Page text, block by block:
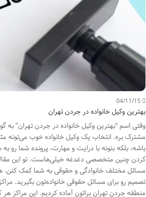
04/11/15
بهترین وکیل خانواده در جردن تهران
وقتی اسم “بهترین وکیل خانواده در جردن تهران”
مشترک بره. انتخاب یک وکیل خانواده خوب می‌تونه
باشه، بلکه بتونه با درایت و مهارت، پرونده شما رو
کردن چنین متخصصی دغدغه خیلی‌هاست. تو این مقاله،
مسائل مختلف خانوادگی و حقوقی به شما کمک کنن.
تصمیم رو برای مسائل حقوقی خانواده‌تون بگیرید.
منطقه جردن تهران براتون آماده کردیم. این